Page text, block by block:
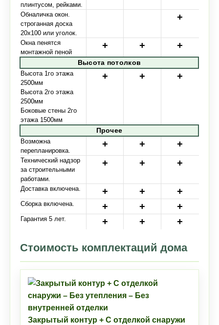
плинтусом, рейками.
Обналичка окон.
строганная доска
20х100 или уголок.
Окна пенятся
монтажной пеной
Высота потолков
Высота 1го этажа
2500мм
Высота 2го этажа
2500мм
Боковые стены 2го
этажа 1500мм
Прочее
Возможна
перепланировка.
Технический надзор
за строительными
работами.
Доставка включена.
Сборка включена.
Гарантия 5 лет.
Стоимость комплектаций дома
Закрытый контур + С отделкой снаружи